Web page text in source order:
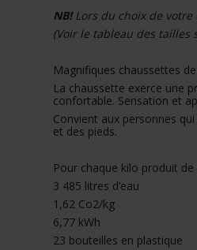
NB!Lors du choix de
(Voir le tableau des tailles
Magnifiques chaussettes
La chaussette exerce une
confortable. Sensation et
Convient aux personnes
et des pieds.
Pour chaque kilo produit
3 485 litres d’eau
1,62 Co2/kg
6,77 kWh
23 bouteilles en plastique